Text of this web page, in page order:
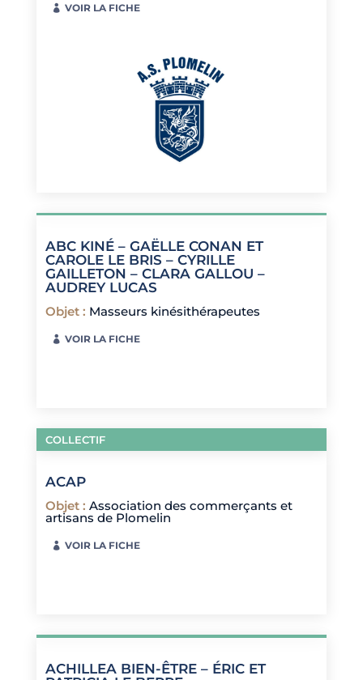
VOIR LA FICHE
ABC KINÉ – GAËLLE CONAN ET
CAROLE LE BRIS – CYRILLE
GAILLETON – CLARA GALLOU –
AUDREY LUCAS
Objet : Masseurs kinésithérapeutes
VOIR LA FICHE
COLLECTIF
ACAP
Objet : Association des commerçants et
artisans de Plomelin
VOIR LA FICHE
ACHILLEA BIEN-ÊTRE – ÉRIC ET